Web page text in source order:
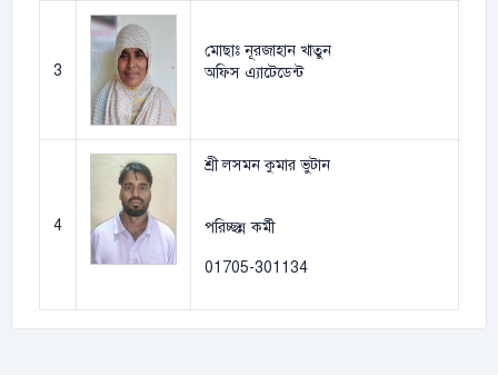
3
মোছাঃ নূরজাহান খাতুন
অফিস এ্যাটেডেন্ট
4
শ্রী লসমন কুমার ভুটান
পরিচ্ছন্ন কর্মী
01705-301134